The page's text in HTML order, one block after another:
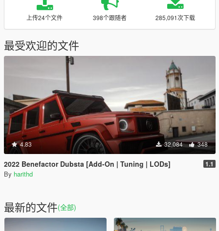
上传24个文件 398个跟随者 285,091次下载
最受欢迎的文件
4.83 32,084 348
2022 Benefactor Dubsta [Add-On | Tuning | LODs] 1.1
By harithd
最新的文件(全部)